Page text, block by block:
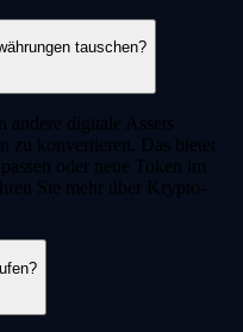
tauschen?
andere digitale Assets
zu konvertieren. Das bietet
oder neue Token im
Sie mehr über Krypto-